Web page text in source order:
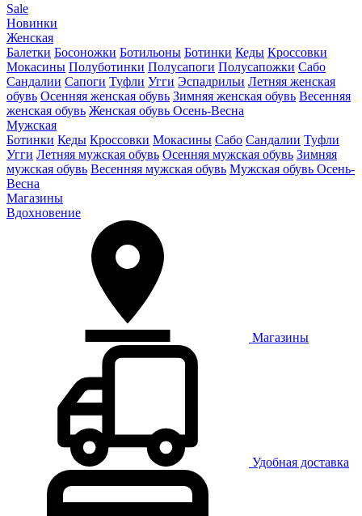
Sale
Новинки
Женская
Балетки Босоножки Ботильоны Ботинки Кеды Кроссовки
Мокасины Полуботинки Полусапоги Полусапожки Сабо
Сандалии Сапоги Туфли Угги Эспадрильи Летняя женская
обувь Осенняя женская обувь Зимняя женская обувь Весенняя
женская обувь Женская обувь Осень-Весна
Мужская
Ботинки Кеды Кроссовки Мокасины Сабо Сандалии Туфли
Угги Летняя мужская обувь Осенняя мужская обувь Зимняя
мужская обувь Весенняя мужская обувь Мужская обувь Осень-
Весна
Магазины
Вдохновение
Магазины
Удобная доставка